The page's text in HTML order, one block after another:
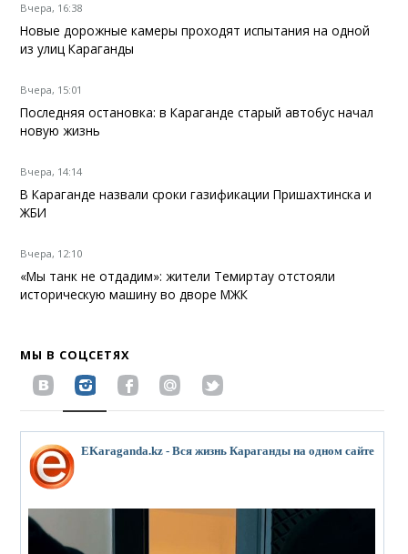
Вчера, 16:38
Новые дорожные камеры проходят испытания на одной
из улиц Караганды
Вчера, 15:01
Последняя остановка: в Караганде старый автобус начал
новую жизнь
Вчера, 14:14
В Караганде назвали сроки газификации Пришахтинска и
ЖБИ
Вчера, 12:10
«Мы танк не отдадим»: жители Темиртау отстояли
историческую машину во дворе МЖК
МЫ В СОЦСЕТЯХ
EKaraganda.kz - Вся жизнь Караганды на одном сайте